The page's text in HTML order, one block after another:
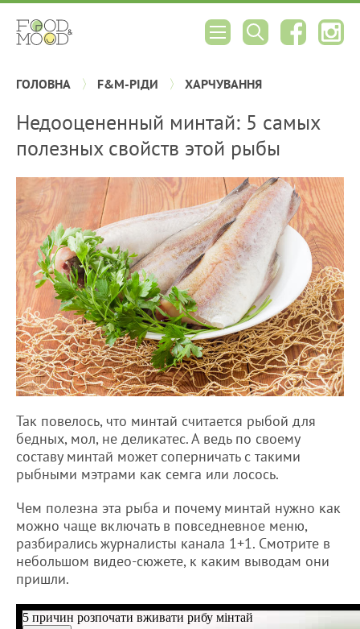
ГОЛОВНА F&M-РІДИ ХАРЧУВАННЯ
Недооцененный минтай: 5 самых
полезных свойств этой рыбы
Так повелось, что минтай считается рыбой для
бедных, мол, не деликатес. А ведь по своему
составу минтай может соперничать с такими
рыбными мэтрами как семга или лосось.
Чем полезна эта рыба и почему минтай нужно как
можно чаще включать в повседневное меню,
разбирались журналисты канала 1+1. Смотрите в
небольшом видео-сюжете, к каким выводам они
пришли.